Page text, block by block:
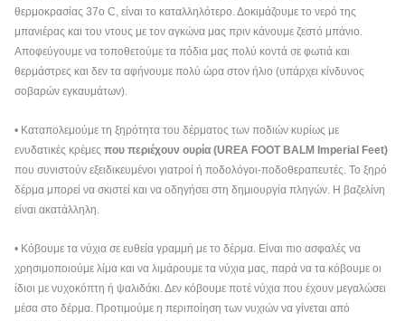
θερμοκρασίας 37ο C, είναι το καταλληλότερο. Δοκιμάζουμε το νερό της
μπανιέρας και του ντους με τον αγκώνα μας πριν κάνουμε ζεστό μπάνιο.
Αποφεύγουμε να τοποθετούμε τα πόδια μας πολύ κοντά σε φωτιά και
θερμάστρες και δεν τα αφήνουμε πολύ ώρα στον ήλιο (υπάρχει κίνδυνος
σοβαρών εγκαυμάτων).
• Καταπολεμούμε τη ξηρότητα του δέρματος των ποδιών κυρίως με
ενυδατικές κρέμες που περιέχουν ουρία (UREA FOOT BALM Imperial Feet)
που συνιστούν εξειδικευμένοι γιατροί ή ποδολόγοι-ποδοθεραπευτές. Το ξηρό
δέρμα μπορεί να σκιστεί και να οδηγήσει στη δημιουργία πληγών. Η βαζελίνη
είναι ακατάλληλη.
• Κόβουμε τα νύχια σε ευθεία γραμμή με το δέρμα. Είναι πιο ασφαλές να
χρησιμοποιούμε λίμα και να λιμάρουμε τα νύχια μας, παρά να τα κόβουμε οι
ίδιοι με νυχοκόπτη ή ψαλιδάκι. Δεν κόβουμε ποτέ νύχια που έχουν μεγαλώσει
μέσα στο δέρμα. Προτιμούμε η περιποίηση των νυχιών να γίνεται από